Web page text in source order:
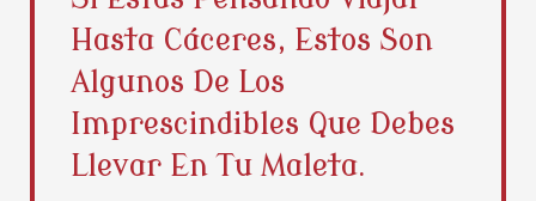
b
o
o
i
t
t
e
r
e
r
s
t
a
g
a
m
Hasta Cáceres, Estos Son
Algunos De Los
Imprescindibles Que Debes
Llevar En Tu Maleta.